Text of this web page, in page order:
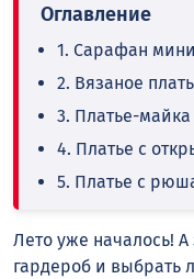
1. Сарафан
2. Вязаное
3. Платье-майка
4. Платье с
5. Платье с
Лето уже началось!
гардероб и выбрать